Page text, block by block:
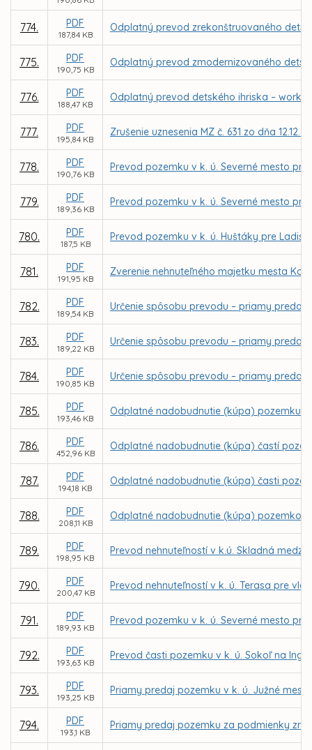
774. PDF
187,84 KB
Odplatný prevod zrekonštruovaného
775. PDF
190,75 KB
Odplatný prevod zmodernizovaného
776. PDF
188,47 KB
Odplatný prevod detského ihriska –
777. PDF
195,84 KB
Zrušenie uznesenia MZ č. 631 zo dňa
778. PDF
190,76 KB
Prevod pozemku v k. ú. Severné mesto pre
779. PDF
189,36 KB
Prevod pozemku v k. ú. Severné mesto
780. PDF
187,5 KB
Prevod pozemku v k. ú. Huštáky pre
781. PDF
191,95 KB
Zverenie nehnuteľného majetku mesta
782. PDF
189,54 KB
Určenie spôsobu prevodu – priamy predaj
783. PDF
189,22 KB
Určenie spôsobu prevodu – priamy predaj
784. PDF
190,85 KB
Určenie spôsobu prevodu – priamy predaj
785. PDF
193,46 KB
Odplatné nadobudnutie (kúpa) pozemku v
786. PDF
452,96 KB
Odplatné nadobudnutie (kúpa) častí
787. PDF
194,18 KB
Odplatné nadobudnutie (kúpa) časti
788. PDF
208,11 KB
Odplatné nadobudnutie (kúpa) pozemkov
789. PDF
198,95 KB
Prevod nehnuteľností v k.ú. Skladná
790. PDF
200,47 KB
Prevod nehnuteľností v k. ú. Terasa pre
791. PDF
189,93 KB
Prevod pozemku v k. ú. Severné mesto pre
792. PDF
193,63 KB
Prevod časti pozemku v k. ú. Sokoľ na Ing.
793. PDF
193,25 KB
Priamy predaj pozemku v k. ú. Južné
794. PDF
193,1 KB
Priamy predaj pozemku za podmienky